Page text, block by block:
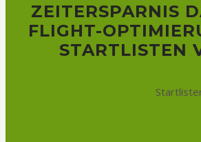
ZEITERSPARNIS
FLIGHT-
STARTLISTEN